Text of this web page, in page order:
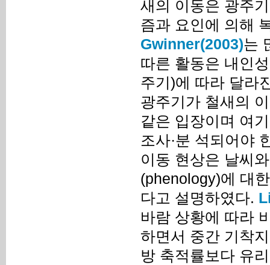
새의 이동은 광주
즘과 요인에 의해
Gwinner(2003)는
따른 활동은 내인
주기)에 따라 달라
광주기가 철새의
같은 입장이며 여
조사·분 석되어야
이동 현상은 날씨
(phenology)에 대
다고 설명하였다.
바람 상황에 따라
하면서 중간 기착
방 축적률보다 유